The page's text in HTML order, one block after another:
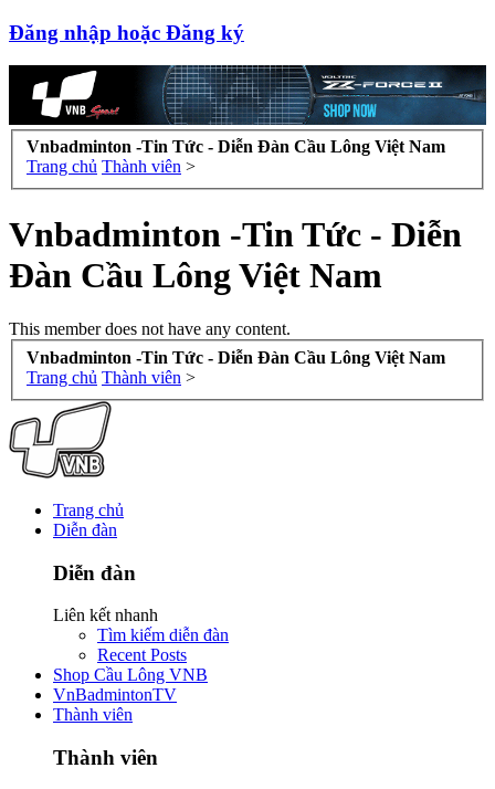
Đăng nhập hoặc Đăng ký
Vnbadminton -Tin Tức - Diễn Đàn Cầu Lông Việt Nam
Trang chủ Thành viên >
Vnbadminton -Tin Tức - Diễn
Đàn Cầu Lông Việt Nam
This member does not have any content.
Vnbadminton -Tin Tức - Diễn Đàn Cầu Lông Việt Nam
Trang chủ Thành viên >
Trang chủ
Diễn đàn
Diễn đàn
Liên kết nhanh
Tìm kiếm diễn đàn
Recent Posts
Shop Cầu Lông VNB
VnBadmintonTV
Thành viên
Thành viên